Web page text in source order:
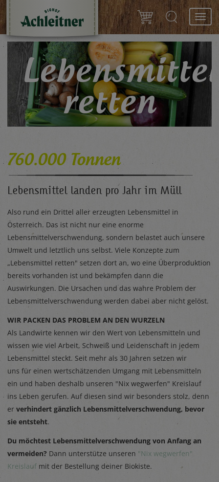
Lebensmittel
retten
760.000 Tonnen
Lebensmittel landen pro Jahr im Müll
Also rund ein Drittel aller erzeugten Lebensmittel in
Österreich. Das ist nicht nur eine enorme
Lebensmittelverschwendung, sondern belastet auch unsere
Umwelt und letztlich uns selbst. Viele Konzepte zum
„Lebensmittel retten" setzen dort an, wo eine Überproduktion
bereits vorhanden ist und bekämpfen dann die
Auswirkungen. Die Ursachen und das wahre Problem der
Lebensmittelverschwendung werden dabei aber nicht gelöst.
WIR PACKEN DAS PROBLEM AN DEN WURZELN
Als Landwirte kennen wir den Wert von Lebensmitteln und
wissen wie viel Arbeit, Schweiß und Leidenschaft in jedem
Lebensmittel steckt. Seit mehr als 30 Jahren setzen wir
uns für einen wertschätzenden Umgang mit Lebensmitteln
ein und haben deshalb unseren "Nix wegwerfen" Kreislauf
ins Leben gerufen. Auf diesen sind wir besonders stolz, denn
er verhindert gänzlich Lebensmittelverschwendung, bevor
sie entsteht.
Du möchtest Lebensmittelverschwendung von Anfang an
vermeiden? Dann unterstütze unseren "Nix wegwerfen"
Kreislauf mit der Bestellung deiner Biokiste.